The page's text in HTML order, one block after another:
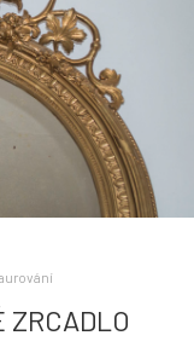
ZRCADLO